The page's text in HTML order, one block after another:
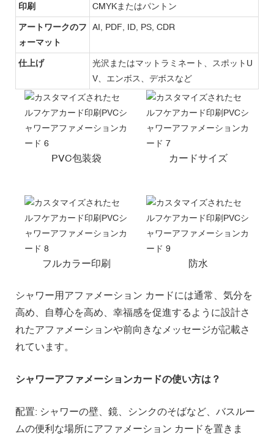
印刷 CMYKまたはパントン
アートワークのフ
ォーマット
AI, PDF, ID, PS, CDR
仕上げ
光沢またはマットラミネート、スポットU
V、エンボス、デボスなど
PVC包装袋 カードサイズ
フルカラー印刷 防水
シャワー用アファメーション カードには通常、気分を
高め、自尊心を高め、幸福感を促進するように設計さ
れたアファメーションや前向きなメッセージが記載さ
れています。
シャワーアファメーションカードの使い方は？
配置: シャワーの壁、鏡、シンクのそばなど、バスルー
ムの便利な場所にアファメ​​ーション カードを置きま